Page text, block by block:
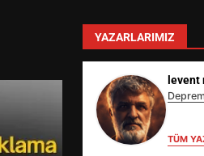
YAZARLARIMIZ
levent
TÜM